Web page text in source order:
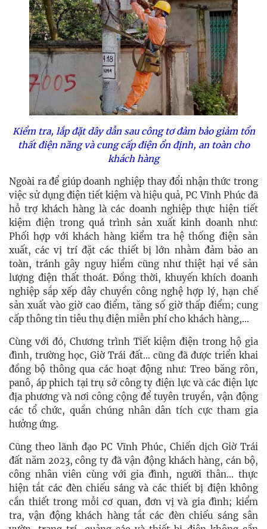
Kiểm tra, lắp đặt dây dẫn sau công tơ đảm bảo giảm tổn
thất điện năng và cung cấp điện ổn định, an toàn cho
khách hàng
Ngoài ra để giúp doanh nghiệp thay đổi nhận thức trong
việc sử dụng điện tiết kiệm và hiệu quả, PC Vĩnh Phúc đã
hỗ trợ khách hàng là các doanh nghiệp thực hiện tiết
kiệm điện trong quá trình sản xuất kinh doanh như:
Phối hợp với khách hàng kiểm tra hệ thống điện sản
xuất, các vị trí đặt các thiết bị lớn nhằm đảm bảo an
toàn, tránh gây nguy hiểm cũng như thiệt hại về sản
lượng điện thất thoát. Đồng thời, khuyến khích doanh
nghiệp sắp xếp dây chuyền công nghệ hợp lý, hạn chế
sản xuất vào giờ cao điểm, tăng số giờ thấp điểm; cung
cấp thông tin tiêu thụ điện miễn phí cho khách hàng,…
Cùng với đó, Chương trình Tiết kiệm điện trong hộ gia
đình, trường học, Giờ Trái đất… cũng đã được triển khai
đồng bộ thông qua các hoạt động như: Treo băng rôn,
panô, áp phich tại trụ sở công ty điện lực và các điện lực
địa phương và nơi công cộng để tuyên truyền, vận động
các tổ chức, quần chúng nhân dân tích cực tham gia
hưởng ứng.
Cũng theo lãnh đạo PC Vĩnh Phúc, Chiến dịch Giờ Trái
đất năm 2023, công ty đã vận động khách hàng, cán bộ,
công nhân viên cùng với gia đình, người thân… thực
hiện tắt các đèn chiếu sáng và các thiết bị điện không
cần thiết trong mỗi cơ quan, đơn vị và gia đình; kiểm
tra, vận động khách hàng tắt các đèn chiếu sáng sân